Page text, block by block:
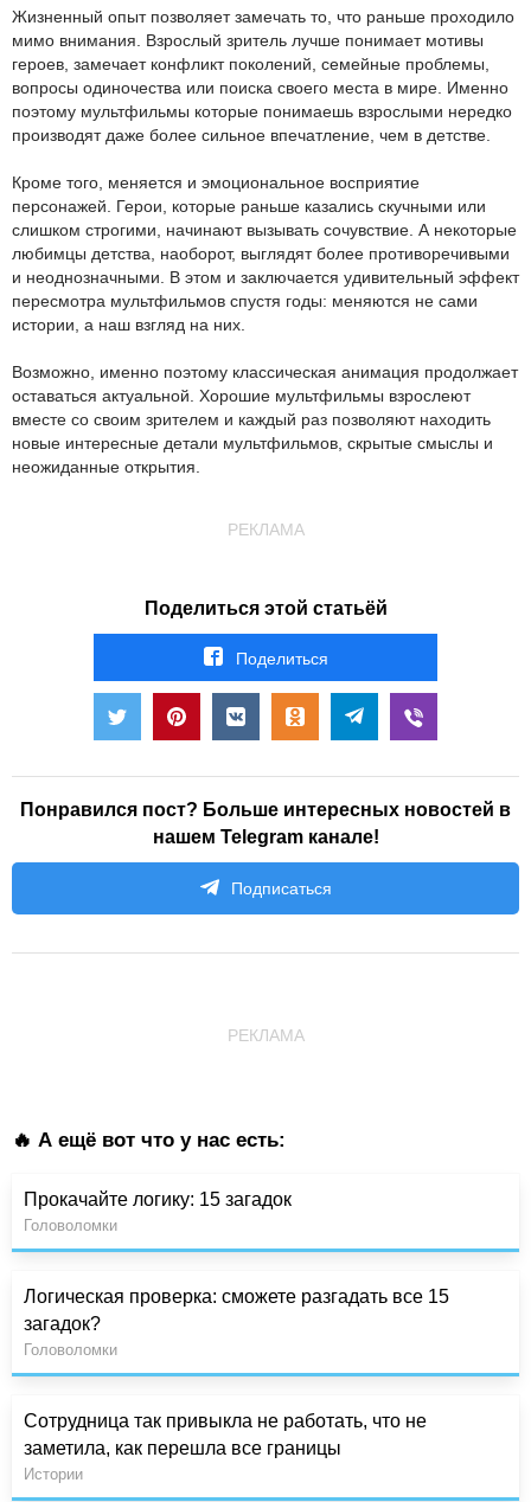
Жизненный опыт позволяет замечать то, что раньше проходило
мимо внимания. Взрослый зритель лучше понимает мотивы
героев, замечает конфликт поколений, семейные проблемы,
вопросы одиночества или поиска своего места в мире. Именно
поэтому мультфильмы которые понимаешь взрослыми нередко
производят даже более сильное впечатление, чем в детстве.
Кроме того, меняется и эмоциональное восприятие
персонажей. Герои, которые раньше казались скучными или
слишком строгими, начинают вызывать сочувствие. А некоторые
любимцы детства, наоборот, выглядят более противоречивыми
и неоднозначными. В этом и заключается удивительный эффект
пересмотра мультфильмов спустя годы: меняются не сами
истории, а наш взгляд на них.
Возможно, именно поэтому классическая анимация продолжает
оставаться актуальной. Хорошие мультфильмы взрослеют
вместе со своим зрителем и каждый раз позволяют находить
новые интересные детали мультфильмов, скрытые смыслы и
неожиданные открытия.
РЕКЛАМА
Поделиться этой статьёй
Поделиться
Понравился пост? Больше интересных новостей в
нашем Telegram канале!
Подписаться
РЕКЛАМА
🔥 А ещё вот что у нас есть:
Прокачайте логику: 15 загадок
Головоломки
Логическая проверка: сможете разгадать все 15
загадок?
Головоломки
Сотрудница так привыкла не работать, что не
заметила, как перешла все границы
Истории